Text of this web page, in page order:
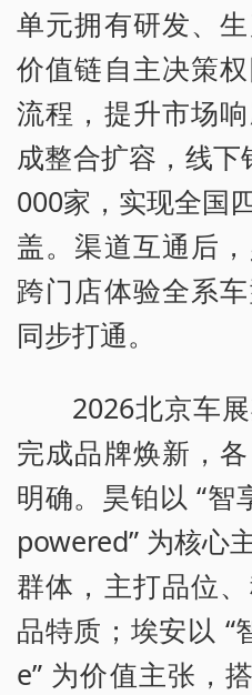
单元拥有研发、
价值链自主决策
流程，提升市场
成整合扩容，线下
000家，实现全国
盖。渠道互通后
跨门店体验全系
同步打通。
2026北京车
完成品牌焕新，
明确。昊铂以 “
powered” 为核心
群体，主打品位
品特质；埃安以
e” 为价值主张，